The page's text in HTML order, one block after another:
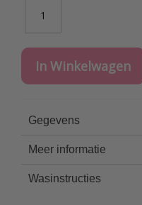
In Winkelwagen
Gegevens
Meer informatie
Wasinstructies